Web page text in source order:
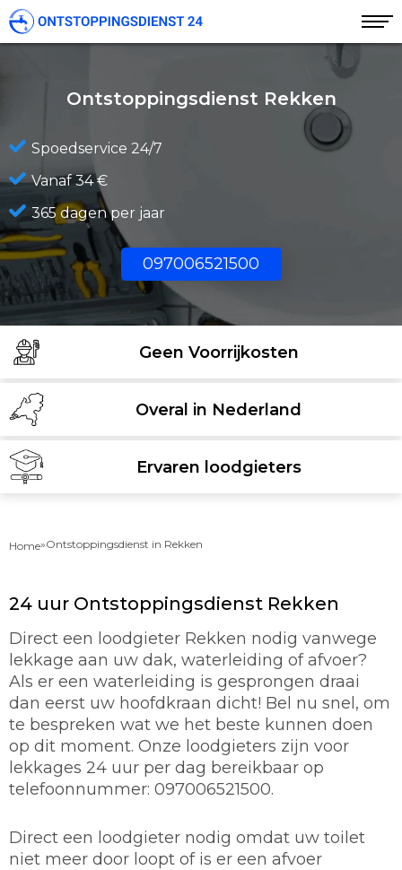
Ontstoppingsdienst Rekken
Spoedservice 24/7
Vanaf 34 €
365 dagen per jaar
097006521500
Geen Voorrijkosten
Overal in Nederland
Ervaren loodgieters
Home»Ontstoppingsdienst in Rekken
24 uur Ontstoppingsdienst Rekken
Direct een loodgieter Rekken nodig vanwege
lekkage aan uw dak, waterleiding of afvoer?
Als er een waterleiding is gesprongen draai
dan eerst uw hoofdkraan dicht! Bel nu snel, om
te bespreken wat we het beste kunnen doen
op dit moment. Onze loodgieters zijn voor
lekkages 24 uur per dag bereikbaar op
telefoonnummer: 097006521500.
Direct een loodgieter nodig omdat uw toilet
niet meer door loopt of is er een afvoer